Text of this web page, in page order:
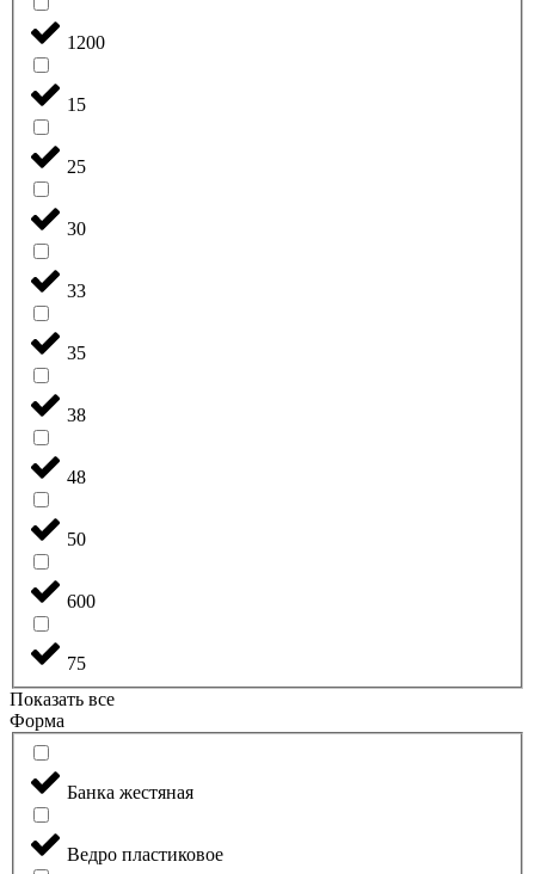
1200
15
25
30
33
35
38
48
50
600
75
Показать все
Форма
Банка жестяная
Ведро пластиковое